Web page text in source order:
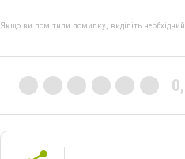
Якщо ви помітили помилку, виділіть